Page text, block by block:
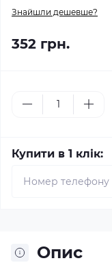
Знайшли дешевше?
352 грн.
Купити в 1 клік:
Опис